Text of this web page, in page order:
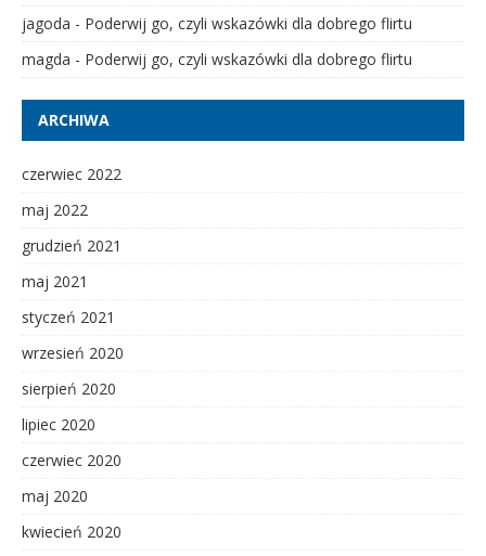
jagoda - Poderwij go, czyli wskazówki dla dobrego flirtu
magda - Poderwij go, czyli wskazówki dla dobrego flirtu
ARCHIWA
czerwiec 2022
maj 2022
grudzień 2021
maj 2021
styczeń 2021
wrzesień 2020
sierpień 2020
lipiec 2020
czerwiec 2020
maj 2020
kwiecień 2020